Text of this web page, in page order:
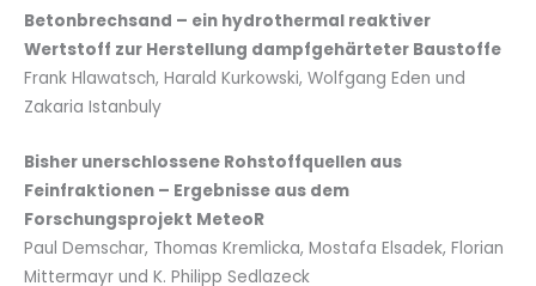
Betonbrechsand – ein hydrothermal reaktiver
Wertstoff zur Herstellung dampfgehärteter Baustoffe
Frank Hlawatsch, Harald Kurkowski, Wolfgang Eden und
Zakaria Istanbuly
Bisher unerschlossene Rohstoffquellen aus
Feinfraktionen – Ergebnisse aus dem
Forschungsprojekt MeteoR
Paul Demschar, Thomas Kremlicka, Mostafa Elsadek, Florian
Mittermayr und K. Philipp Sedlazeck